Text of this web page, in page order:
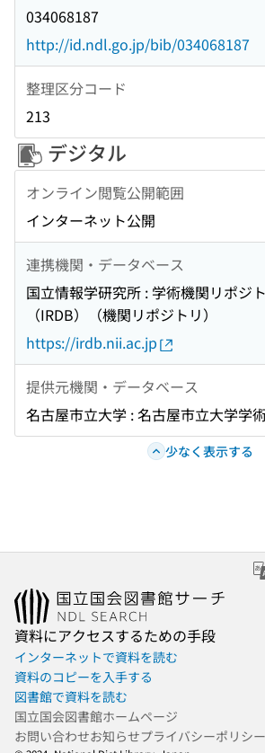
034068187
http://id.ndl.go.jp/bib/034068187
整理区分コード
213
デジタル
オンライン閲覧公開範囲
インターネット公開
連携機関・データベース
国立情報学研究所 : 学術機関リポジ
（IRDB）（機関リポジトリ）
https://irdb.nii.ac.jp
提供元機関・データベース
名古屋市立大学 : 名古屋市立大学学
少なく表示する
資料にアクセスするための手段
インターネットで資料を読む
資料のコピーを入手する
図書館で資料を読む
国立国会図書館ホームページ
お問い合わせお知らせプライバシーポリシー